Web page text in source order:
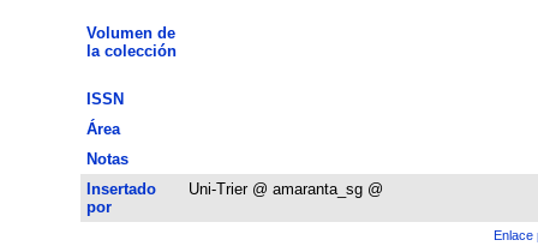
Volumen de
la colección
ISSN
Área
Notas
Insertado
por
Uni-Trier @ amaranta_sg @
Enlace